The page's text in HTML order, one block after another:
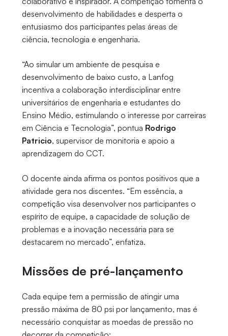
desenvolvimento de habilidades e desperta o
entusiasmo dos participantes pelas áreas de
ciência, tecnologia e engenharia.
“Ao simular um ambiente de pesquisa e
desenvolvimento de baixo custo, a Lanfog
incentiva a colaboração interdisciplinar entre
universitários de engenharia e estudantes do
Ensino Médio, estimulando o interesse por carreiras
em Ciência e Tecnologia”, pontua Rodrigo
Patricio, supervisor de monitoria e apoio a
aprendizagem do CCT.
O docente ainda afirma os pontos positivos que a
atividade gera nos discentes. “Em essência, a
competição visa desenvolver nos participantes o
espírito de equipe, a capacidade de solução de
problemas e a inovação necessária para se
destacarem no mercado”, enfatiza.
Missões de pré-lançamento
Cada equipe tem a permissão de atingir uma
pressão máxima de 80 psi por lançamento, mas é
necessário conquistar as moedas de pressão no